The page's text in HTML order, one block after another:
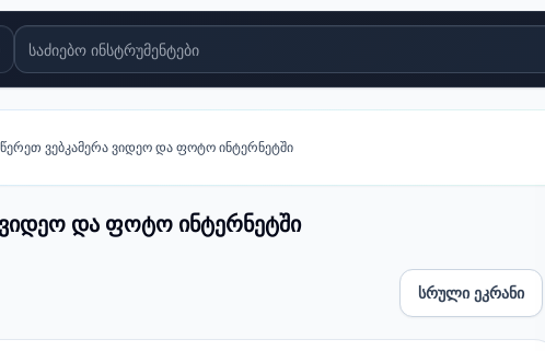
საძიებო ინსტრუმენტები
ვებკამერა ვიდეო და ფოტო ინტერნეტში
ვიდეო და ფოტო ინტერნეტში
სრული ეკრანი